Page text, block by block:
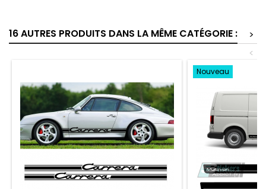
16 AUTRES PRODUITS DANS LA MÊME CATÉGORIE :
>
<
Nouveau